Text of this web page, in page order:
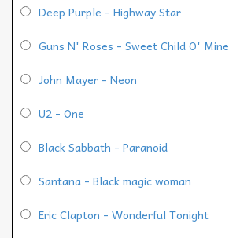
Deep Purple - Highway Star
Guns N' Roses - Sweet Child O' Mine
John Mayer - Neon
U2 - One
Black Sabbath - Paranoid
Santana - Black magic woman
Eric Clapton - Wonderful Tonight